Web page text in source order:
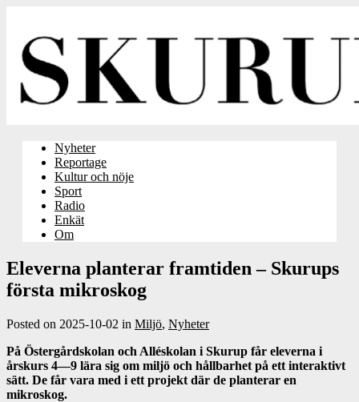
Nyheter
Reportage
Kultur och nöje
Sport
Radio
Enkät
Om
Eleverna planterar framtiden – Skurups
första mikroskog
Posted on 2025-10-02 in Miljö, Nyheter
På Östergårdskolan och Alléskolan i Skurup får eleverna i
årskurs 4—9 lära sig om miljö och hållbarhet på ett interaktivt
sätt. De får vara med i ett projekt där de planterar en
mikroskog.